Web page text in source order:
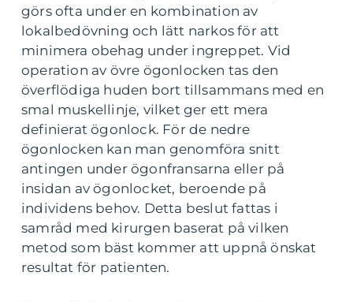
görs ofta under en kombination av
lokalbedövning och lätt narkos för att
minimera obehag under ingreppet. Vid
operation av övre ögonlocken tas den
överflödiga huden bort tillsammans med en
smal muskellinje, vilket ger ett mera
definierat ögonlock. För de nedre
ögonlocken kan man genomföra snitt
antingen under ögonfransarna eller på
insidan av ögonlocket, beroende på
individens behov. Detta beslut fattas i
samråd med kirurgen baserat på vilken
metod som bäst kommer att uppnå önskat
resultat för patienten.